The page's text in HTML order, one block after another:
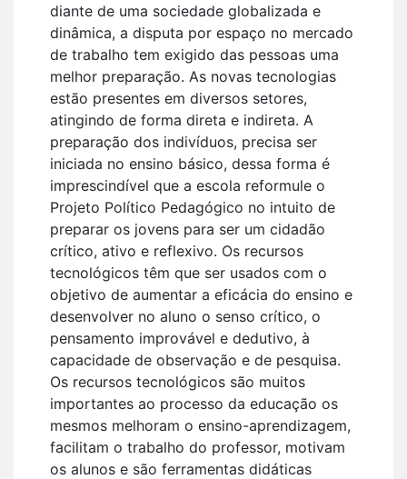
diante de uma sociedade globalizada e
dinâmica, a disputa por espaço no mercado
de trabalho tem exigido das pessoas uma
melhor preparação. As novas tecnologias
estão presentes em diversos setores,
atingindo de forma direta e indireta. A
preparação dos indivíduos, precisa ser
iniciada no ensino básico, dessa forma é
imprescindível que a escola reformule o
Projeto Político Pedagógico no intuito de
preparar os jovens para ser um cidadão
crítico, ativo e reflexivo. Os recursos
tecnológicos têm que ser usados com o
objetivo de aumentar a eficácia do ensino e
desenvolver no aluno o senso crítico, o
pensamento improvável e dedutivo, à
capacidade de observação e de pesquisa.
Os recursos tecnológicos são muitos
importantes ao processo da educação os
mesmos melhoram o ensino-aprendizagem,
facilitam o trabalho do professor, motivam
os alunos e são ferramentas didáticas